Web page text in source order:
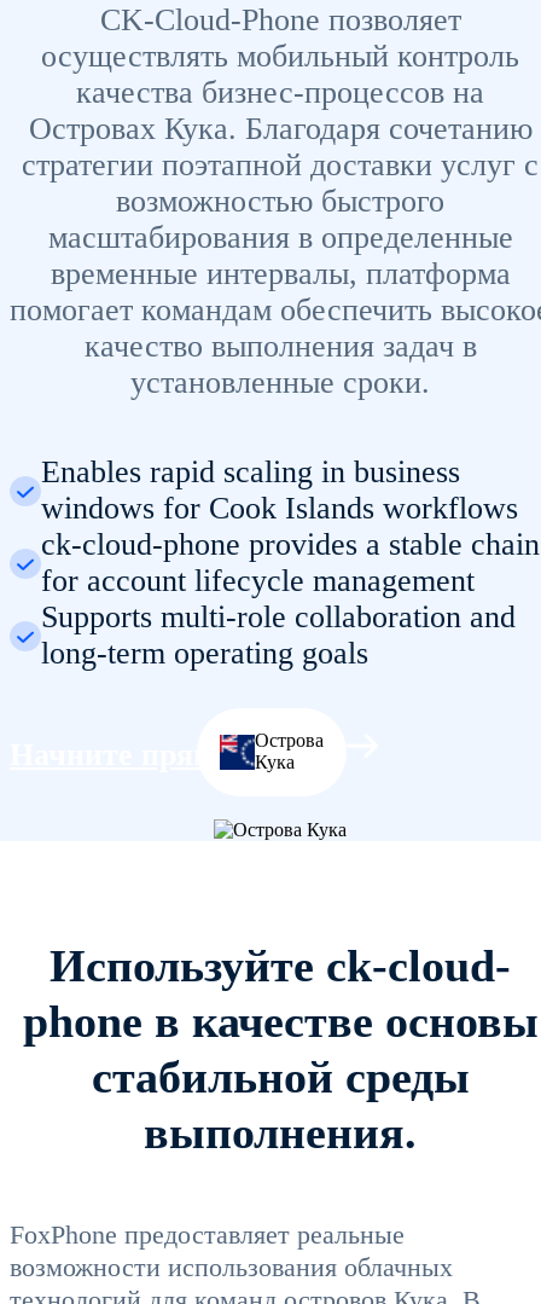
CK-Cloud-Phone позволяет
осуществлять мобильный контроль
качества бизнес-процессов на
Островах Кука. Благодаря сочетанию
стратегии поэтапной доставки услуг с
возможностью быстрого
масштабирования в определенные
временные интервалы, платформа
помогает командам обеспечить
качество выполнения задач в
установленные сроки.
Enables rapid scaling in business
windows for Cook Islands workflows
ck-cloud-phone provides a stable chain
for account lifecycle management
Supports multi-role collaboration and
long-term operating goals
Начните прямо сейчас
Острова
Кука
Используйте ck-cloud-
phone в качестве основы
стабильной среды
выполнения.
FoxPhone предоставляет реальные
возможности использования облачных